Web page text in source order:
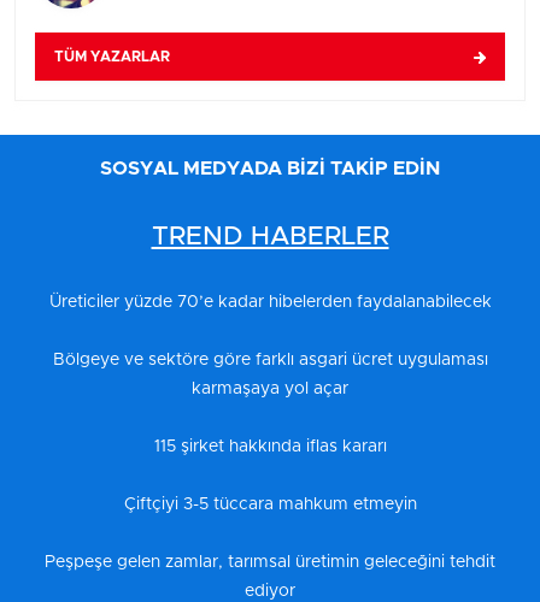
TÜM YAZARLAR
SOSYAL MEDYADA BİZİ TAKİP EDİN
TREND HABERLER
Üreticiler yüzde 70’e kadar hibelerden faydalanabilecek
Bölgeye ve sektöre göre farklı asgari ücret uygulaması
karmaşaya yol açar
115 şirket hakkında iflas kararı
Çiftçiyi 3-5 tüccara mahkum etmeyin
Peşpeşe gelen zamlar, tarımsal üretimin geleceğini tehdit
ediyor